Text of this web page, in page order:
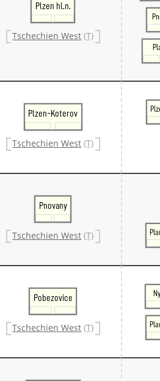
Plzen hl.n.
Tschechien West (T)
Plzen-Koterov
Tschechien West (T)
Pnovany
Tschechien West (T)
Pobezovice
Tschechien West (T)